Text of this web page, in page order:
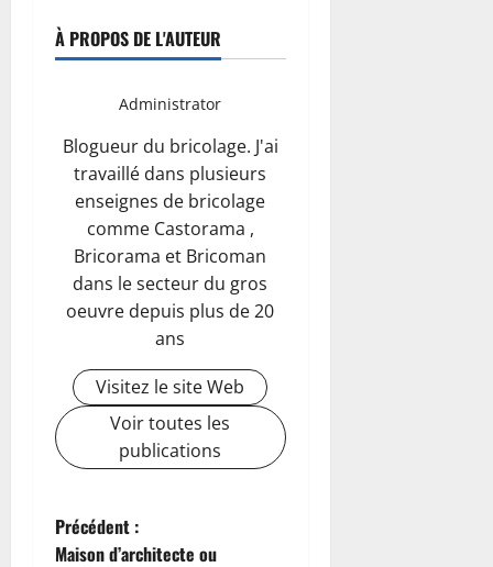
À PROPOS DE L'AUTEUR
Administrator
Blogueur du bricolage. J'ai
travaillé dans plusieurs
enseignes de bricolage
comme Castorama ,
Bricorama et Bricoman
dans le secteur du gros
oeuvre depuis plus de 20
ans
Visitez le site Web
Voir toutes les
publications
N
Précédent :
Maison d’architecte ou